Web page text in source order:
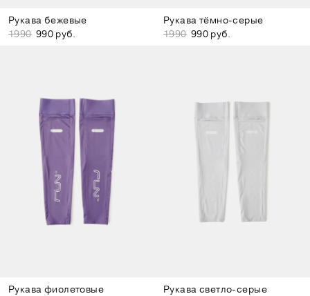
Рукава бежевые
1990 990 руб.
Рукава тёмно-серые
1990 990 руб.
Рукава фиолетовые
Рукава светло-серые